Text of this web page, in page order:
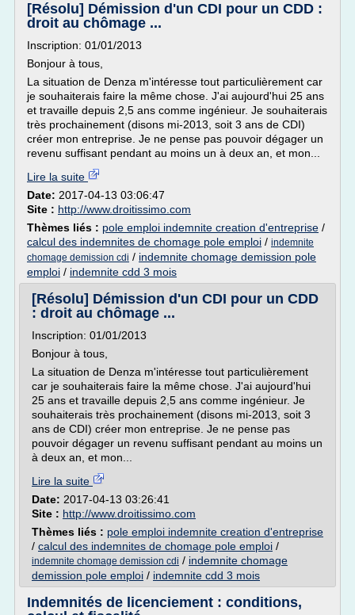
[Résolu] Démission d'un CDI pour un CDD :
droit au chômage ...
Inscription: 01/01/2013
Bonjour à tous,
La situation de Denza m'intéresse tout particulièrement car
je souhaiterais faire la même chose. J'ai aujourd'hui 25 ans
et travaille depuis 2,5 ans comme ingénieur. Je souhaiterais
très prochainement (disons mi-2013, soit 3 ans de CDI)
créer mon entreprise. Je ne pense pas pouvoir dégager un
revenu suffisant pendant au moins un à deux an, et mon...
Lire la suite
Date: 2017-04-13 03:06:47
Site : http://www.droitissimo.com
Thèmes liés : pole emploi indemnite creation d'entreprise /
calcul des indemnites de chomage pole emploi / indemnite
chomage demission cdi / indemnite chomage demission pole
emploi / indemnite cdd 3 mois
[Résolu] Démission d'un CDI pour un CDD
: droit au chômage ...
Inscription: 01/01/2013
Bonjour à tous,
La situation de Denza m'intéresse tout particulièrement
car je souhaiterais faire la même chose. J'ai aujourd'hui
25 ans et travaille depuis 2,5 ans comme ingénieur. Je
souhaiterais très prochainement (disons mi-2013, soit 3
ans de CDI) créer mon entreprise. Je ne pense pas
pouvoir dégager un revenu suffisant pendant au moins un
à deux an, et mon...
Lire la suite
Date: 2017-04-13 03:26:41
Site : http://www.droitissimo.com
Thèmes liés : pole emploi indemnite creation d'entreprise
/ calcul des indemnites de chomage pole emploi /
indemnite chomage demission cdi / indemnite chomage
demission pole emploi / indemnite cdd 3 mois
Indemnités de licenciement : conditions,